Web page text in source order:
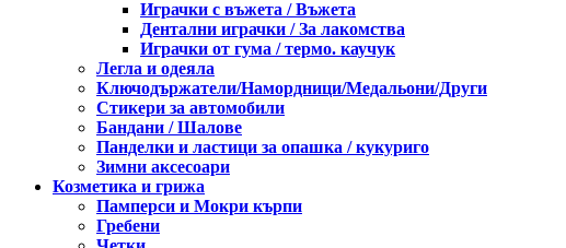
Играчки с въжета / Въжета
Дентални играчки / За лакомства
Играчки от гума / тeрмо. каучук
Легла и одеяла
Ключодържатели/Намордници/Медальони/Други
Стикери за автомобили
Бандани / Шалове
Панделки и ластици за опашка / кукуриго
Зимни аксесоари
Козметика и грижа
Памперси и Мокри кърпи
Гребени